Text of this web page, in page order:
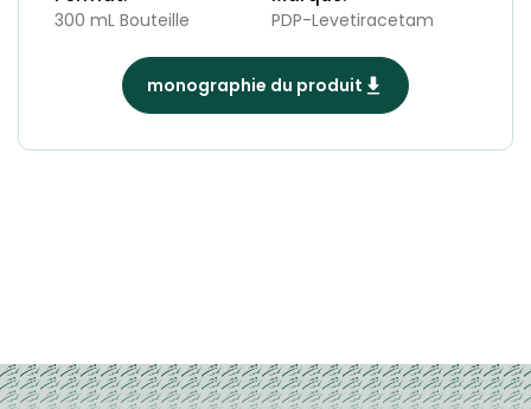
300 mL Bouteille PDP-Levetiracetam
monographie du produit